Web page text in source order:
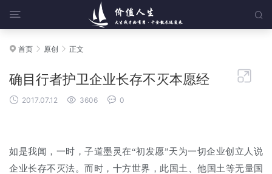
 
 首页  原创  正文

确目行者护卫企业长存不灭本愿经
 2017.07.12  3606  0
如是我闻，一时，子道墨灵在“初发愿”天为一切企业创立人说
企业长存不灭法。而时，十方世界，此国土、他国土等无量国